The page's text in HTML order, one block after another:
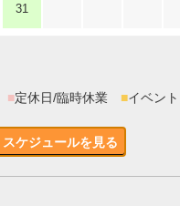
31
■定休日/臨時休業 ■イベント
スケジュールを見る